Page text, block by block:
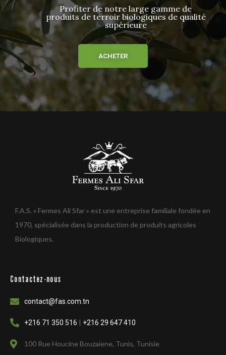
Profiter de notre large gamme de
produits de terroir biologiques de qualité
supérieure
ACHETER
F.A.S. « Fermes Ali Sfar » est une entreprise familiale fondée en
1970, spécialisée dans la production de produits agricoles
Biologiques.
Contactez-nous
contact@fas.com.tn
+216 71 350 516 | +216 29 647 410
100 Rue Houcine Bouzaiene, Tunis, Tunisie